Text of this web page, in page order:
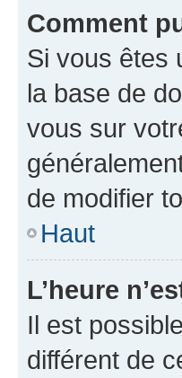
Comment
Si vous êtes
la base de
vous sur
de modifier
Haut
L’heure
Il est
différent de